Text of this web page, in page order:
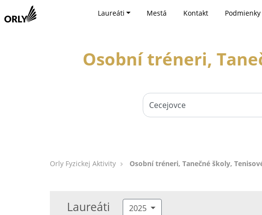
Laureáti Mestá Kontakt Podmienky
Osobní tréneri,
Orly Fyzickej Aktivity Osobní tréneri, Tanečné školy,
Laureáti 2025